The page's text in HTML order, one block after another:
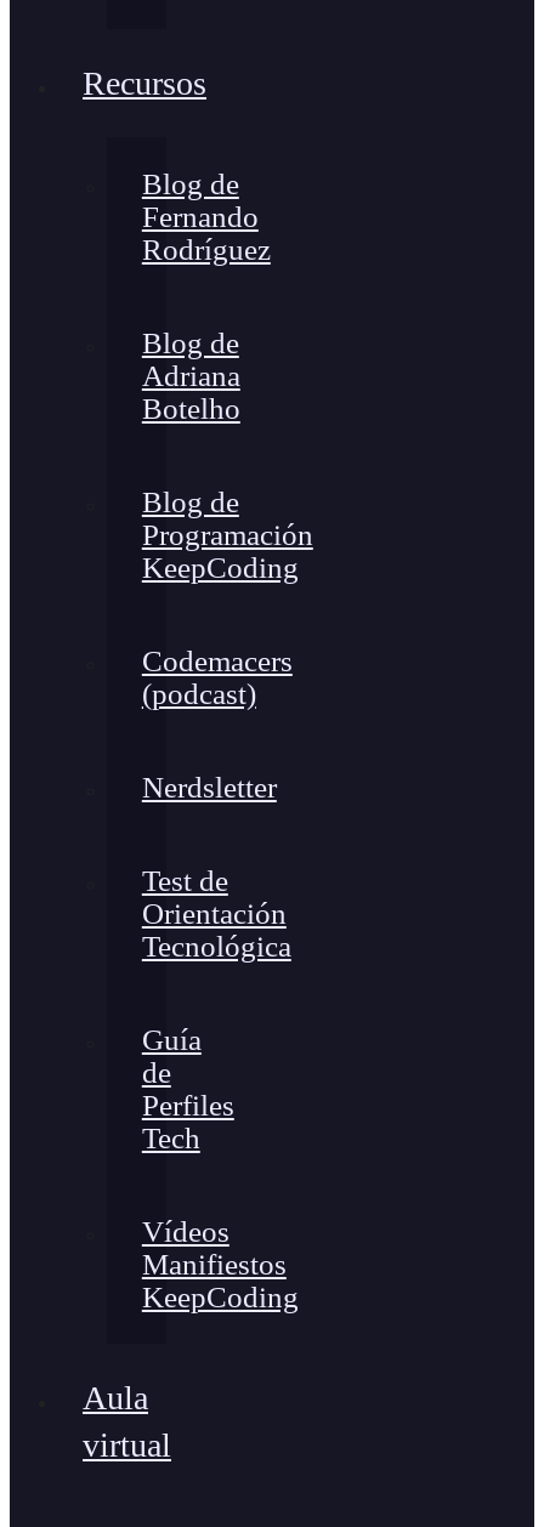
Recursos
Blog de
Fernando
Rodríguez
Blog de
Adriana
Botelho
Blog de
Programación
KeepCoding
Codemacers
(podcast)
Nerdsletter
Test de
Orientación
Tecnológica
Guía
de
Perfiles
Tech
Vídeos
Manifiestos
KeepCoding
Aula
virtual